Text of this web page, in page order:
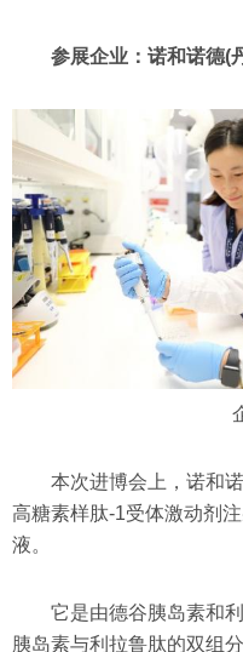
参展企业：诺和诺德(
本次进博会上，诺和
高糖素样肽-1受体激动剂
液。
它是由德谷胰岛素和
胰岛素与利拉鲁肽的双组